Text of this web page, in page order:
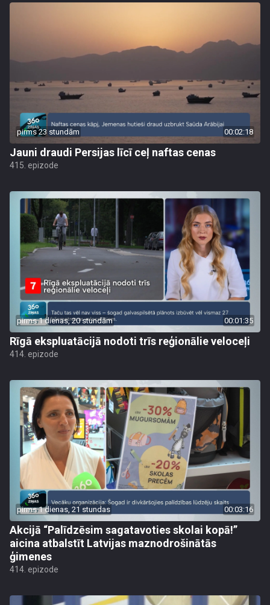
pirms 23 stundām 00:02:18
Jauni draudi Persijas līcī ceļ naftas cenas
415. epizode
pirms 1 dienas, 20 stundām 00:01:35
Rīgā ekspluatācijā nodoti trīs reģionālie veloceļi
414. epizode
pirms 1 dienas, 21 stundas 00:03:16
Akcijā “Palīdzēsim sagatavoties skolai kopā!”
aicina atbalstīt Latvijas maznodrošinātās
ģimenes
414. epizode